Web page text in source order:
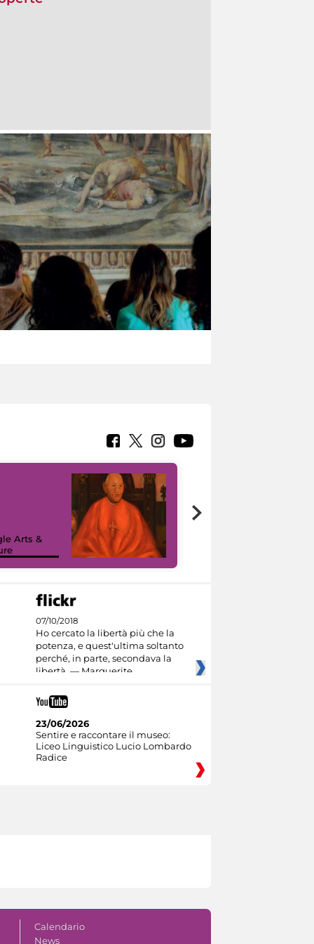
Arts &
07/10/2018
Ho cercato la libertà più che la
potenza, e quest'ultima soltanto
perché, in parte, secondava la
libertà. — Marguerite
23/06/2026
Sentire e raccontare il museo:
Liceo Linguistico Lucio Lombardo
Radice
Calendario
News